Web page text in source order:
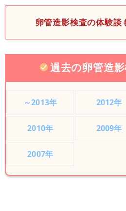
卵管造影検査の体験談
過去の卵管造
～2013年 2012年
2010年 2009年
2007年